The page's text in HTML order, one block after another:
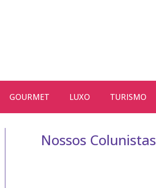
GOURMET LUXO TURISMO
Nossos Colunistas